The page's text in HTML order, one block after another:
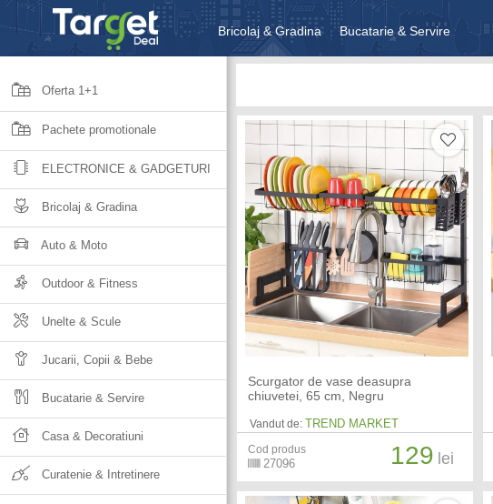
Bricolaj & Gradina Bucatarie & Servire
Unelte & Scule Jucarii, Copii & Bebe
Oferta 1+1
Pachete promotionale
ELECTRONICE & GADGETURI
Bricolaj & Gradina
Auto & Moto
Outdoor & Fitness
Unelte & Scule
Jucarii, Copii & Bebe
Bucatarie & Servire
Casa & Decoratiuni
Curatenie & Intretinere
Scurgator de vase deasupra
chiuvetei, 65 cm, Negru
Vandut de: TREND MARKET
Cod produs
27096 129 lei